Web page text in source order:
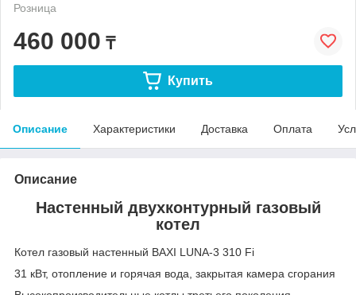
Розница
460 000 ₸
Купить
Описание Характеристики Доставка Оплата
Описание
Настенный двухконтурный газовый
котел
Котел газовый настенный BAXI LUNA-3 310 Fi
31 кВт, отопление и горячая вода, закрытая камера сгорания